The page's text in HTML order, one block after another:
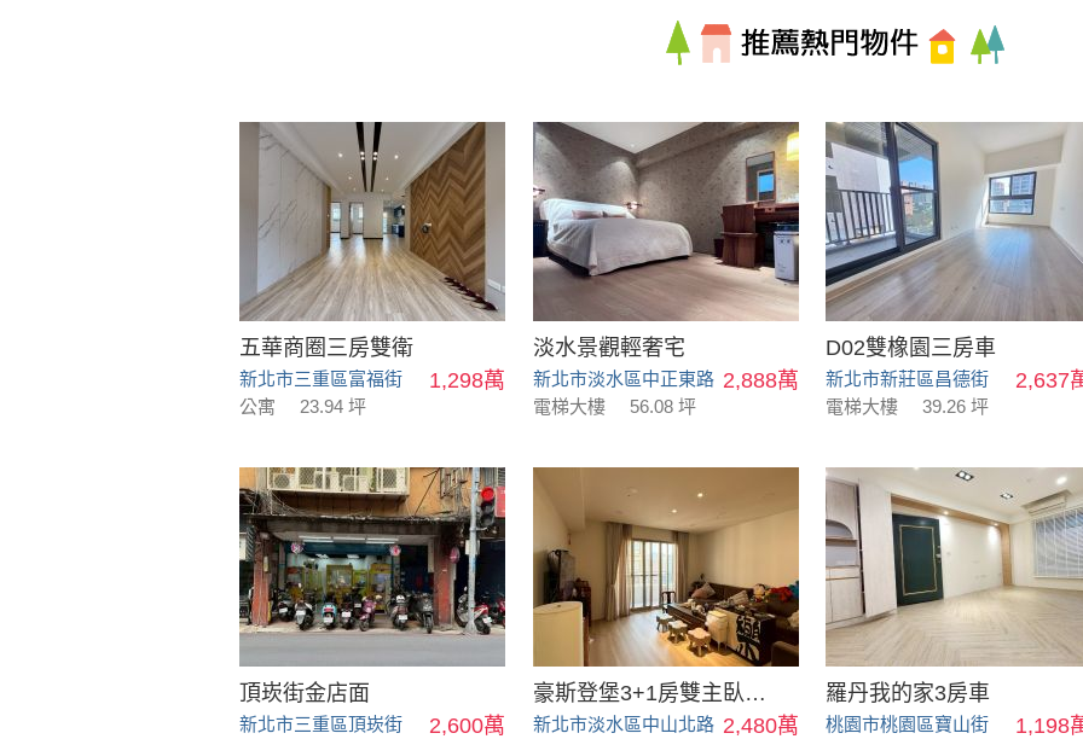
五華商圈三房雙衛
新北市三重區富福街 1,298萬
公寓 23.94 坪
淡水景觀輕奢宅
新北市淡水區中正東路 2,888萬
電梯大樓 56.08 坪
D02雙橡園三房車
新北市新莊區昌德街 2,637
電梯大樓 39.26 坪
頂崁街金店面
新北市三重區頂崁街 2,600萬
豪斯登堡3+1房雙主臥平車高樓層
新北市淡水區中山北路 2,480萬
羅丹我的家3房車
桃園市桃園區寶山街 1,198